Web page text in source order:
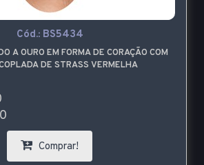
Cód.: BS5434
A OURO EM FORMA DE CORAÇÃO COM
DE STRASS VERMELHA
Comprar!